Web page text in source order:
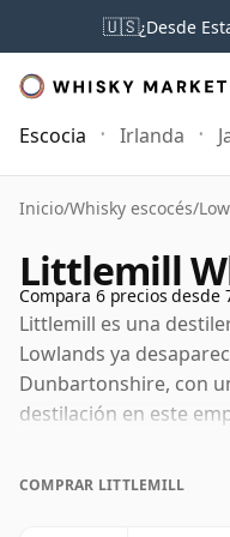
🇺🇸¿Desde
Escocia Irlanda
Inicio/Whisky escocés/
Littlemill
Compara 6 precios desde
Littlemill es una
Lowlands ya
Dunbartonshire, con
destilación en este
nombres de destilería
COMPRAR LITTLEMILL